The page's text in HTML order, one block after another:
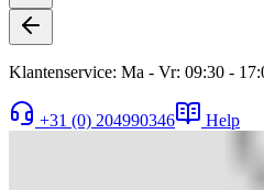
Klantenservice: Ma - Vr: 09:30 -
+31 (0) 204990346 Help